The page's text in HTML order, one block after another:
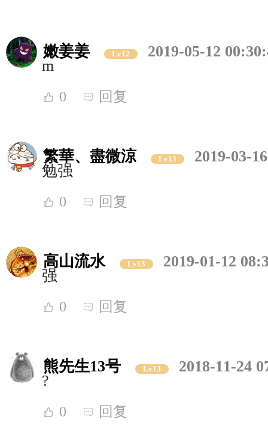
嫩姜姜 Lv12
2019-05-12
m
0 回复
繁華、盡微涼 Lv13
2019-03-
勉强
0 回复
高山流水 Lv13
2019-01-12
强
0 回复
熊先生13号 Lv13
2018-11-24
?
0 回复